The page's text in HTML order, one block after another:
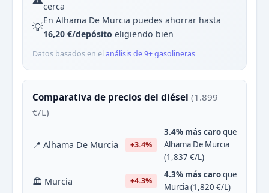
cerca
💡En Alhama De Murcia puedes ahorrar hasta
16,20 €/depósito eligiendo bien
Datos basados en el análisis de 9+ gasolineras
Comparativa de precios del diésel (1.899
€/L)
📍 Alhama De Murcia +3.4%
3.4% más caroque
Alhama De Murcia
(1,837 €/L)
🏛 Murcia +4.3%
4.3% más caroque
Murcia (1,820 €/L)